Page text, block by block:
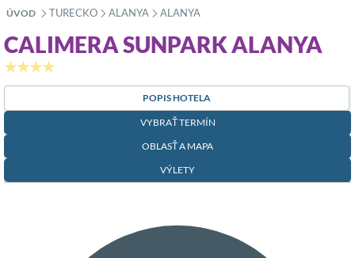
ÚVOD »
TURECKO »
ALANYA »
ALANYA
CALIMERA SUNPARK ALANYA
★★★★
POPIS HOTELA
VYBRAŤ TERMÍN
OBLASŤ A MAPA
VÝLETY